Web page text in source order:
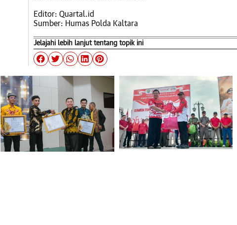
Editor: Quartal.id
Sumber: Humas Polda Kaltara
Jelajahi lebih lanjut tentang topik ini